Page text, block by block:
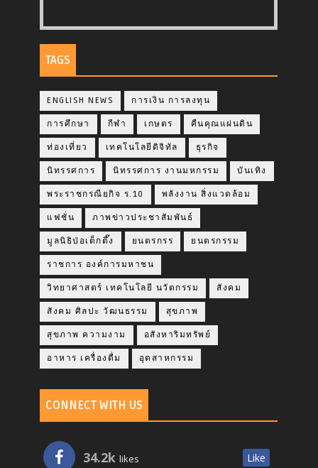
TAGS
ENGLISH NEWS การเงิน การลงทุน
การศึกษา กีฬา เกษตร คืนคุณแผ่นดิน
ท่องเที่ยว เทคโนโลยีดิจิทัล ธุรกิจ
นิทรรศการ นิทรรศการ งานมหกรรม บันเทิง
พระราชกรณียกิจ ร.10 พลังงาน สิ่งแวดล้อม
แฟชั่น ภาพข่าวประชาสัมพันธ์
มูลนิธิป่อเต็กตึ๊ง ยนตรกรร ยนตรกรรม
ราชการ องค์การมหาชน
วิทยาศาสตร์ เทคโนโลยี นวัตกรรม สังคม
สังคม ศิลปะ วัฒนธรรม สุขภาพ
สุขภาพ ความงาม อสังหาริมทรัพย์
อาหาร เครื่องดื่ม อุตสาหกรรม
CONNECT WITH US
34.2k likes Like